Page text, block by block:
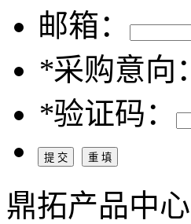
邮箱：
*采购意向：
*验证码：
鼎拓产品中心